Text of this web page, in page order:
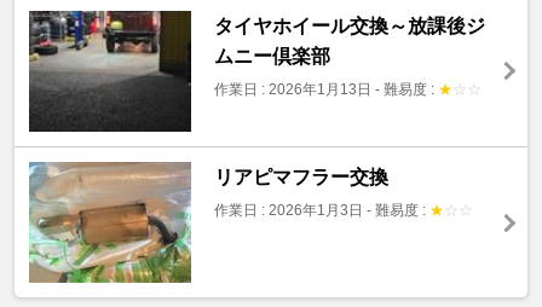
タイヤホイール交換～放課後ジ
ムニー倶楽部
作業日 : 2026年1月13日 - 難易度 : ★ ☆ ☆
リアピマフラー交換
作業日 : 2026年1月3日 - 難易度 : ★ ☆ ☆